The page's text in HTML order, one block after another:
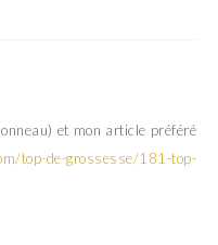
et mon article préféré
top-de-grossesse/181-top-